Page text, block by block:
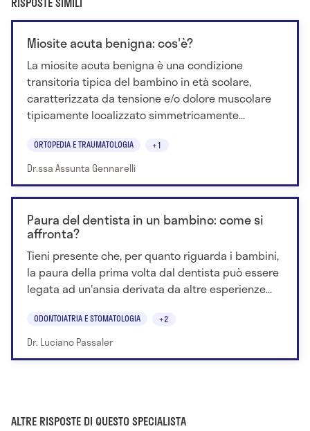
Miosite acuta benigna: cos'è?
La miosite acuta benigna è una condizione
transitoria tipica del bambino in età scolare,
caratterizzata da tensione e/o dolore muscolare
tipicamente localizzato simmetricamente...
ORTOPEDIA E TRAUMATOLOGIA +1
Dr.ssa Assunta Gennarelli
Paura del dentista in un bambino: come si
affronta?
Tieni presente che, per quanto riguarda i bambini,
la paura della prima volta dal dentista può essere
legata ad un'ansia derivata da altre esperienze...
ODONTOIATRIA E STOMATOLOGIA +2
Dr. Luciano Passaler
ALTRE RISPOSTE DI QUESTO SPECIALISTA